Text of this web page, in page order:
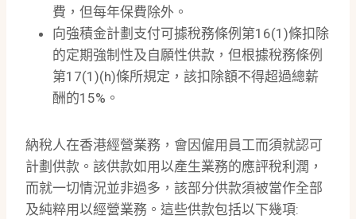
費，但每年保費除外。
向強積金計劃支付可據稅務條例第16(1)條扣除
的定期強制性及自願性供款，但根據稅務條例
第17(1)(h)條所規定，該扣除額不得超過總薪
酬的15%。
納稅人在香港經營業務，會因僱用員工而須就認可
計劃供款。該供款如用以產生業務的應評稅利潤，
而就一切情況並非過多，該部分供款須被當作全部
及純粹用以經營業務。這些供款包括以下幾項: